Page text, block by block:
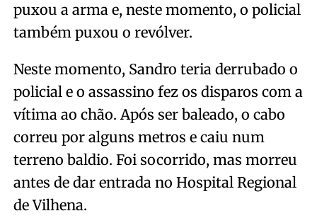
puxou a arma e, neste momento, o policial
também puxou o revólver.
Neste momento, Sandro teria derrubado o
policial e o assassino fez os disparos com a
vítima ao chão. Após ser baleado, o cabo
correu por alguns metros e caiu num
terreno baldio. Foi socorrido, mas morreu
antes de dar entrada no Hospital Regional
de Vilhena.